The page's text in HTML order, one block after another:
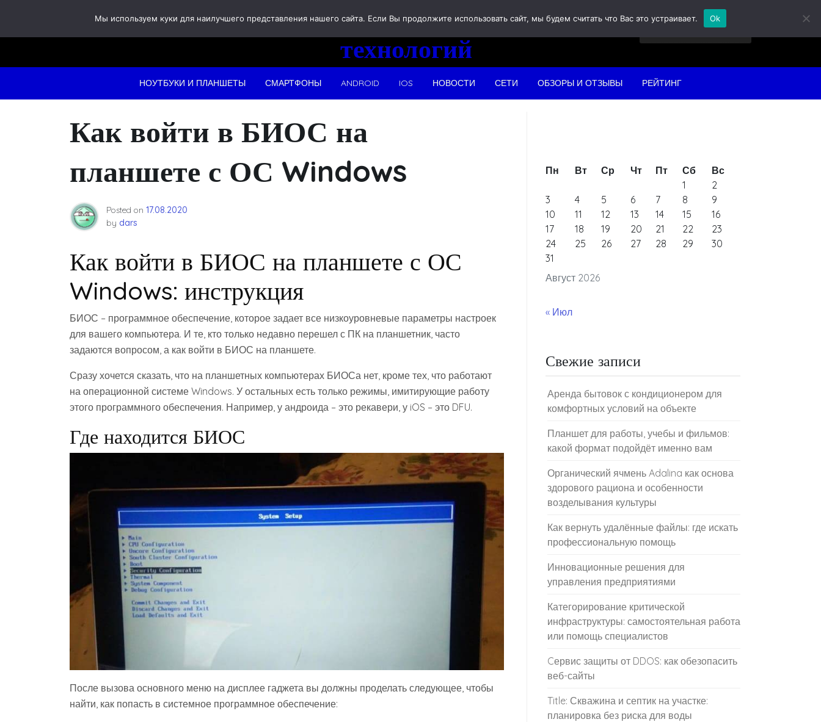
content
Новости
технологий
НОУТБУКИ И ПЛАНШЕТЫ СМАРТФОНЫ ANDROID IOS НОВОСТИ СЕТИ ОБЗОРЫ И ОТЗЫВЫ РЕЙТИНГ
Как войти в БИОС на
планшете с ОС Windows
Posted on 17.08.2020
by dars
Как войти в БИОС на планшете с ОС
Windows: инструкция
БИОС – программное обеспечение, которое задает все низкоуровневые параметры настроек
для вашего компьютера. И те, кто только недавно перешел с ПК на планшетник, часто
задаются вопросом, а как войти в БИОС на планшете.
Сразу хочется сказать, что на планшетных компьютерах БИОСа нет, кроме тех, что работают
на операционной системе Windows. У остальных есть только режимы, имитирующие работу
этого программного обеспечения. Например, у андроида – это рекавери, у iOS – это DFU.
Где находится БИОС
После вызова основного меню на дисплее гаджета вы должны проделать следующее, чтобы
найти, как попасть в системное программное обеспечение:
Август 2026
Пн Вт Ср Чт Пт Сб
Вс
1
2
3
4 5 6 7 8
9
10
11 12 13 14 15
16
17
18 19 20 21 22
23
24
25 26 27 28 29
30
31
« Июл
Свежие записи
Аренда бытовок с кондиционером для
комфортных условий на объекте
Планшет для работы, учебы и фильмов:
какой формат подойдёт именно вам
Органический ячмень Adalina как основа
здорового рациона и особенности
возделывания культуры
Как вернуть удалённые файлы: где искать
профессиональную помощь
Инновационные решения для
управления предприятиями
Категорирование критической
инфраструктуры: самостоятельная работа
или помощь специалистов
Cервис защиты от DDOS: как обезопасить
веб-сайты
Title: Скважина и септик на участке:
планировка без риска для воды
Мы используем куки для наилучшего представления нашего сайта. Если Вы продолжите использовать сайт, мы будем считать что Вас это устраивает. Ok